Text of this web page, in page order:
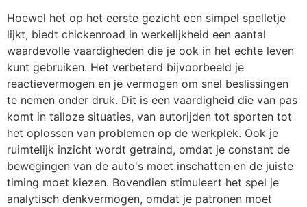
Hoewel het op het eerste gezicht een simpel spelletje
lijkt, biedt chickenroad in werkelijkheid een aantal
waardevolle vaardigheden die je ook in het echte leven
kunt gebruiken. Het verbeterd bijvoorbeeld je
reactievermogen en je vermogen om snel beslissingen
te nemen onder druk. Dit is een vaardigheid die van pas
komt in talloze situaties, van autorijden tot sporten tot
het oplossen van problemen op de werkplek. Ook je
ruimtelijk inzicht wordt getraind, omdat je constant de
bewegingen van de auto's moet inschatten en de juiste
timing moet kiezen. Bovendien stimuleert het spel je
analytisch denkvermogen, omdat je patronen moet